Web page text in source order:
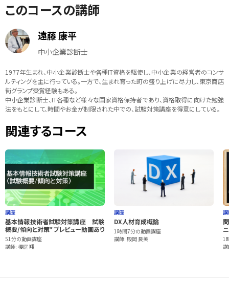
このコースの講師
遠藤 康平
中小企業診断士
1977年生まれ、中小企業診断士や各種IT資格を駆使し、中小企業の経営者のコンサ
ルティングを主に行っている。一方で、生まれ育った町の盛り上げに尽力し、東京商店
街グランプ受賞経験もある。
中小企業診断士、IT各種など様々な国家資格保持者であり、資格取得に向けた勉強
法をもとにして、時間やお金が制限された中での、試験対策講座を得意にしている。
関連するコース
講座
基本情報技術者試験対策講座 試験
概要/傾向と対策*プレビュー動画あり
51分の動画講座
講師: 櫻庭 翔
講座
DX人材育成概論
1時間7分の動画講座
講師: 殿岡 良美
1
講